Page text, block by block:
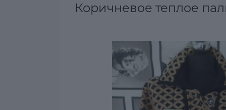
Коричневое теплое